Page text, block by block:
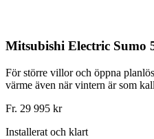
Mitsubishi Electric Sumo
För större villor och öppna
värme även när vintern är som
Fr. 29 995 kr
Installerat och klart